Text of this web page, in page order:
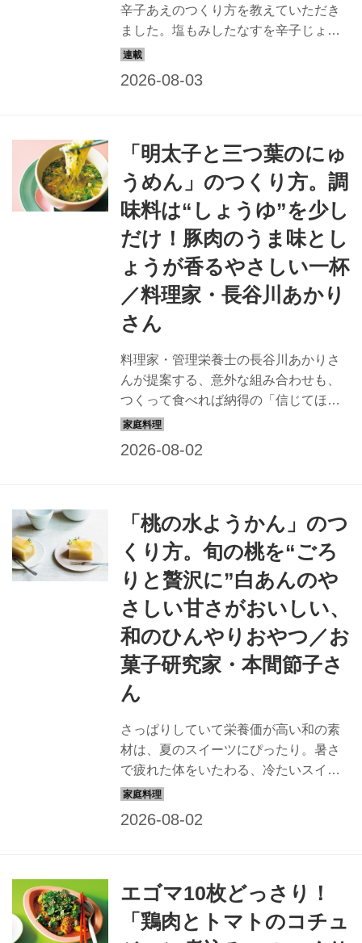
辛子あえのつくり方を教えていただき
ました。塩もみしたなすを辛子じょう
ゆであえた、この季節にぴったりの副
菜。ピリッとした辛子の風味と青じそ
「明太子と三つ葉のにゅ
うめん」のつくり方。調
味料は“しょうゆ”を少し
だけ！豚肉のうま味とし
ょうが香るやさしい一杯
／料理家・長谷川あかり
さん
料理家・管理栄養士の長谷川あかりさ
んが提案する、意外な組み合わせも、
つくって食べれば納得の「信じてほし
いレシピ」。今回は、パーソナルムッ
ん」のつくり方を紹介します。
「桃の水ようかん」のつ
くり方。旬の桃を“ごろ
りと贅沢に”白あんのや
さしい甘さがおいしい、
和のひんやりおやつ／お
菓子研究家・本間節子さ
ん
さっぱりしていて栄養価が高い和の素
材は、夏のスイーツにぴったり。暑さ
で疲れた体をいたわる、冷たいスイー
ツをお菓子研究家・本間節子さんに教
掲載）
エゴマ10枚どっさり！
「鶏肉とトマトのコチュ